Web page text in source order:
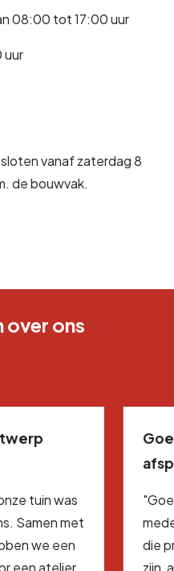
08:00 tot 17:00 uur
uur
vanaf zaterdag 8
de bouwvak.
over ons
tuin was
Samen met
we een
een atelier
die
zijn,